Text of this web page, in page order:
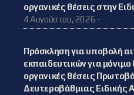
οργανικές θέσεις στην
4 Αυγούστου, 2026 -
Πρόσκληση για υποβολή
εκπαιδευτικών για μόνιμο
οργανικές θέσεις
Δευτεροβάθμιας Ειδικής